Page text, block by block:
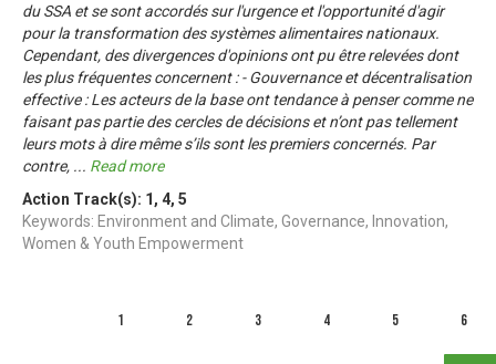
du SSA et se sont accordés sur l'urgence et l'opportunité d'agir
pour la transformation des systèmes alimentaires nationaux.
Cependant, des divergences d'opinions ont pu être relevées dont
les plus fréquentes concernent : - Gouvernance et décentralisation
effective : Les acteurs de la base ont tendance à penser comme ne
faisant pas partie des cercles de décisions et n’ont pas tellement
leurs mots à dire même s’ils sont les premiers concernés. Par
contre, ... Read more
Action Track(s): 1 , 4, 5
Keywords: Environment and Climate, Governance, Innovation,
Women & Youth Empowerment
1 2 3 4 5 6